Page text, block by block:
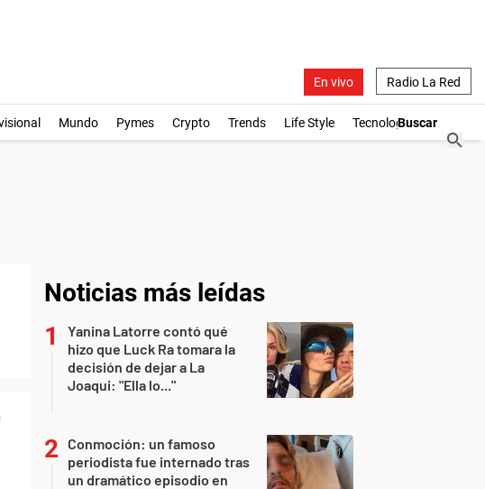
En vivo Radio La Red
Mundo Pymes Crypto Trends Life Style Tecnología
Noticias más leídas
Yanina Latorre contó qué
hizo que Luck Ra tomara la
decisión de dejar a La
Joaqui: "Ella lo..."
Conmoción: un famoso
periodista fue internado tras
un dramático episodio en